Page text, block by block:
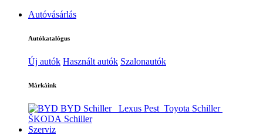
Autóvásárlás
Autókatalógus
Új autók Használt autók Szalonautók
Márkáink
BYD Schiller Lexus Pest Toyota Schiller
ŠKODA Schiller
Szerviz